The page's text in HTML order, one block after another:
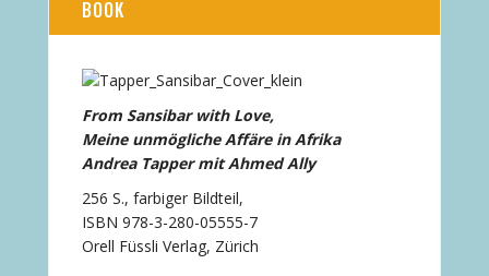
BOOK
From Sansibar with Love,
Meine unmögliche Affäre in Afrika
Andrea Tapper mit Ahmed Ally
256 S., farbiger Bildteil,
ISBN 978-3-280-05555-7
Orell Füssli Verlag, Zürich